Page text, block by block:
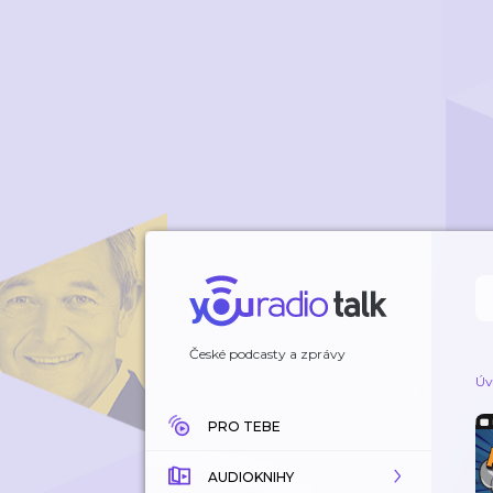
České podcasty a zprávy
PRO TEBE
AUDIOKNIHY